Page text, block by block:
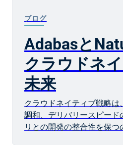
ブログ
Adabasと
クラウドネ
未来
クラウドネイティブ戦略
調和、デリバリースピード
リとの開発の整合性を保つ